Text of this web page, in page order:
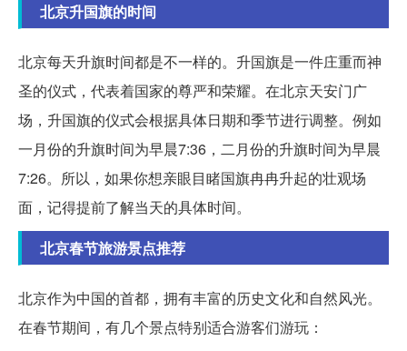
北京升国旗的时间
北京每天升旗时间都是不一样的。升国旗是一件庄重而神
圣的仪式，代表着国家的尊严和荣耀。在北京天安门广
场，升国旗的仪式会根据具体日期和季节进行调整。例如
一月份的升旗时间为早晨7:36，二月份的升旗时间为早晨
7:26。所以，如果你想亲眼目睹国旗冉冉升起的壮观场
面，记得提前了解当天的具体时间。
北京春节旅游景点推荐
北京作为中国的首都，拥有丰富的历史文化和自然风光。
在春节期间，有几个景点特别适合游客们游玩：